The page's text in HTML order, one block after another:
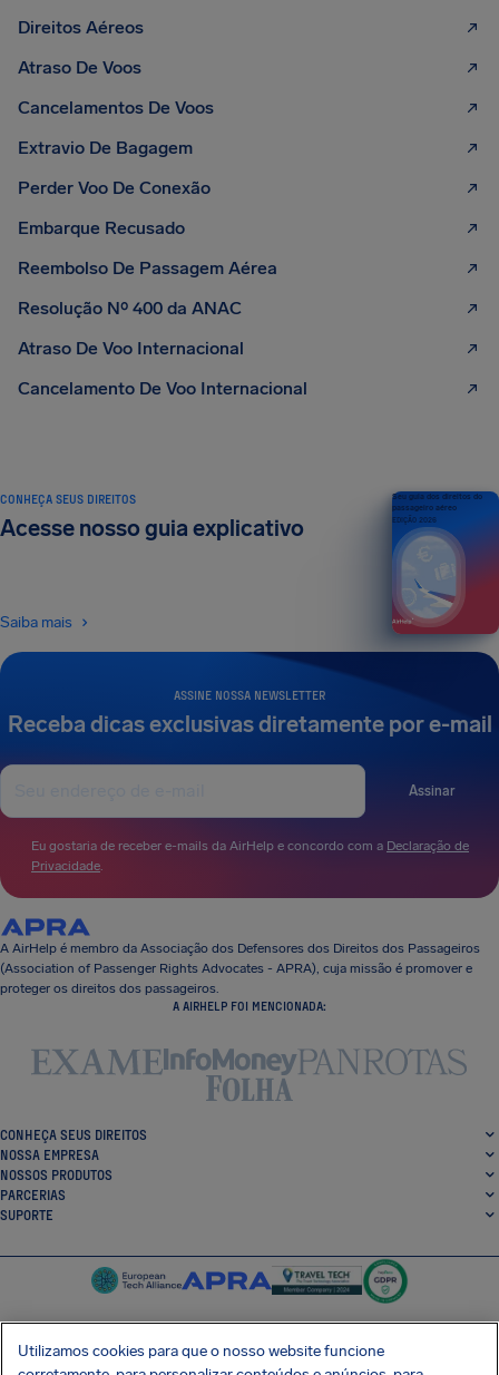
Direitos Aéreos
Atraso De Voos
Cancelamentos De Voos
Extravio De Bagagem
Perder Voo De Conexão
Embarque Recusado
Reembolso De Passagem Aérea
Resolução Nº 400 da ANAC
Atraso De Voo Internacional
Cancelamento De Voo Internacional
ASSINE NOSSA NEWSLETTER
Receba dicas exclusivas diretamente por e-mail
Assinar
Eu gostaria de receber e-mails da AirHelp e concordo com a Declaração de
Privacidade.
CONHEÇA SEUS DIREITOS
Acesse nosso guia explicativo
Saiba mais
Seu guia dos direitos do
passageiro aéreo
EDIÇÃO 2026
A AirHelp é membro da Associação dos Defensores dos Direitos dos Passageiros
(Association of Passenger Rights Advocates - APRA), cuja missão é promover e
proteger os direitos dos passageiros.
A AIRHELP FOI MENCIONADA:
CONHEÇA SEUS DIREITOS
NOSSA EMPRESA
NOSSOS PRODUTOS
PARCERIAS
SUPORTE
Utilizamos cookies para que o nosso website funcione